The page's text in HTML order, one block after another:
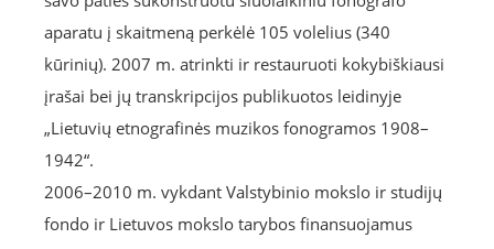
aparatu į skaitmeną perkėlė 105 volelius (340
kūrinių). 2007 m. atrinkti ir restauruoti kokybiškiausi
įrašai bei jų transkripcijos publikuotos leidinyje
„Lietuvių etnografinės muzikos fonogramos 1908–
1942“.
2006–2010 m. vykdant Valstybinio mokslo ir studijų
fondo ir Lietuvos mokslo tarybos finansuojamus